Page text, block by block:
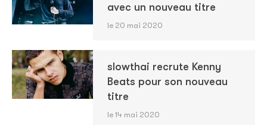
avec un nouveau titre
le 20 mai 2020
slowthai recrute Kenny
Beats pour son nouveau
titre
le 14 mai 2020